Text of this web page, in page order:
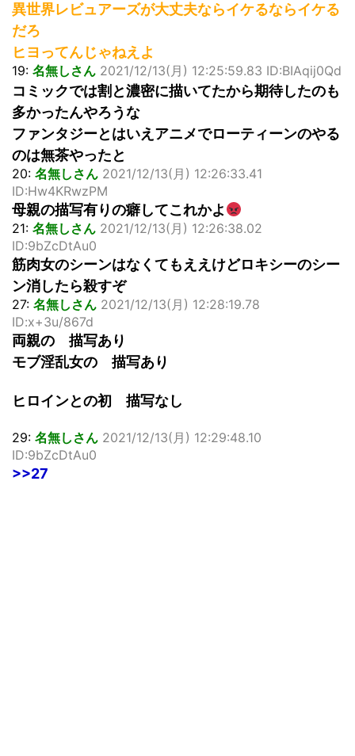
異世界レビュアーズが大丈夫ならイケるならイケる
だろ
ヒヨってんじゃねえよ
19: 名無しさん 2021/12/13(月) 12:25:59.83 ID:BIAqij0Qd
コミックでは割と濃密に描いてたから期待したのも
多かったんやろうな
ファンタジーとはいえアニメでローティーンのやる
のは無茶やったと
20: 名無しさん 2021/12/13(月) 12:26:33.41
ID:Hw4KRwzPM
母親の描写有りの癖してこれかよ
21: 名無しさん 2021/12/13(月) 12:26:38.02
ID:9bZcDtAu0
筋肉女のシーンはなくてもええけどロキシーのシー
ン消したら殺すぞ
27: 名無しさん 2021/12/13(月) 12:28:19.78
ID:x+3u/867d
両親の 描写あり
モブ淫乱女の 描写あり
ヒロインとの初 描写なし
29: 名無しさん 2021/12/13(月) 12:29:48.10
ID:9bZcDtAu0
>>27